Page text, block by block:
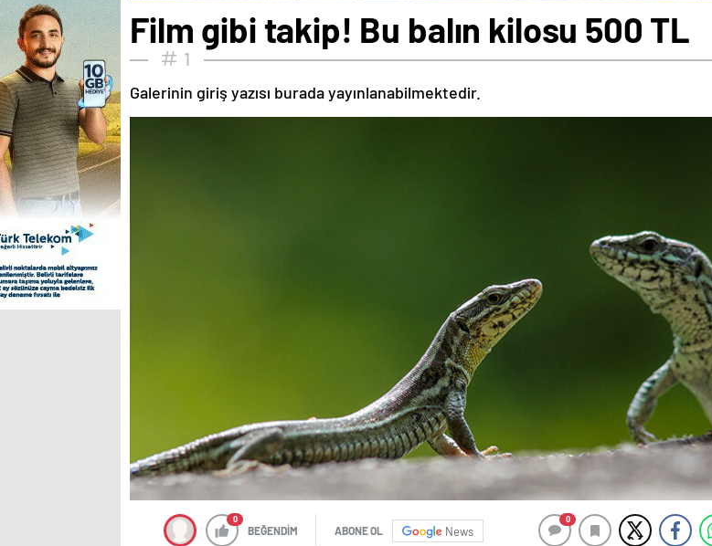
Film gibi takip! Bu balın kilosu 500 TL
1
Galerinin giriş yazısı burada yayınlanabilmektedir.
0
BEĞENDİM ABONE OL News
0